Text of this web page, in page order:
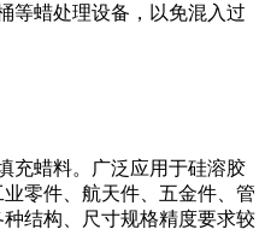
等蜡处理设备，以免混入过
充蜡料。广泛应用于硅溶胶
零件、航天件、五金件、管
结构、尺寸规格精度要求较